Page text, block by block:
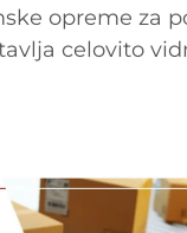
opreme za
celovito